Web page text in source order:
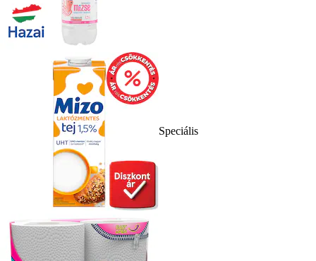
Speciális